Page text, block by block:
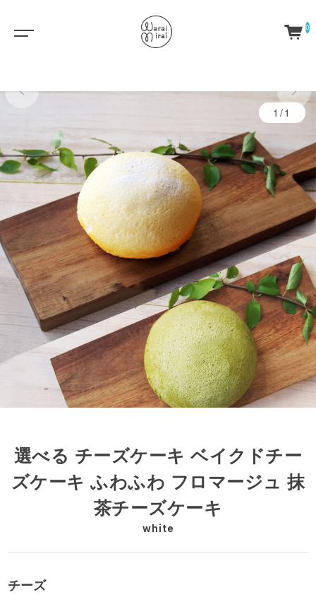
0
1/1
選べる チーズケーキ ベイクドチー
ズケーキ ふわふわ フロマージュ 抹
茶チーズケーキ
white
チーズ